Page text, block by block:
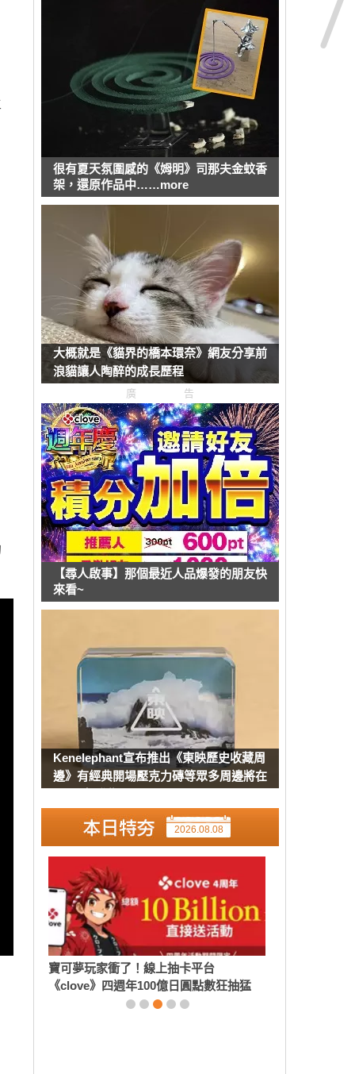
很有夏天氛圍感的《姆明》司那夫金蚊香
架，還原作品中……more
大概就是《貓界的橋本環奈》網友分享前
浪貓讓人陶醉的成長歷程
廣告
【尋人啟事】那個最近人品爆發的朋友快
來看~
Kenelephant宣布推出《東映歷史收藏周
邊》有經典開場壓克力磚等眾多周邊將在
2026.08.08